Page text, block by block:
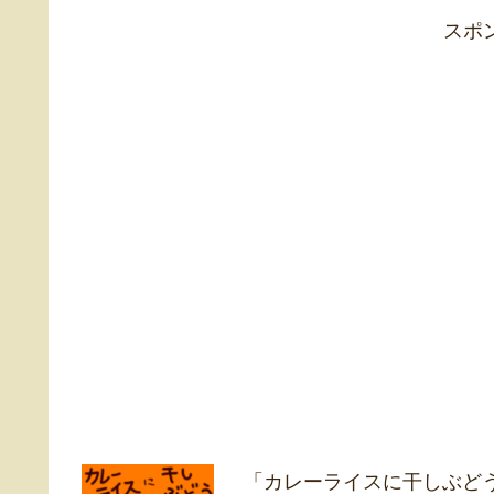
スポ
「カレーライスに干しぶど